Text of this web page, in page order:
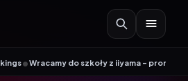
Wracamy do szkoły z iiyama – promocja